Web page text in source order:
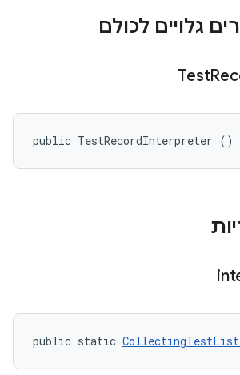
גלויים לכולם
Test
public TestRecordInterpreter ()
public static